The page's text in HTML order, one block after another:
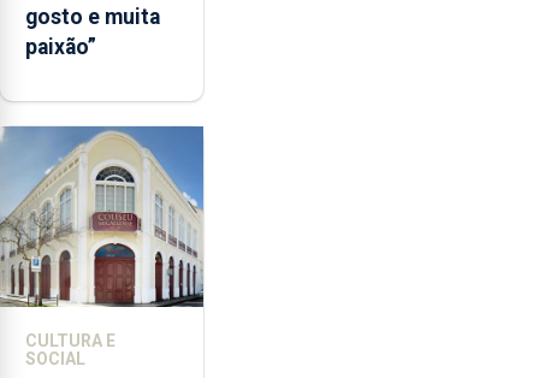
gosto e muita
paixão”
CULTURA E
SOCIAL